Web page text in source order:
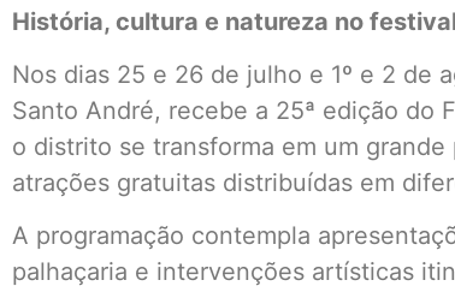
História, cultura e natureza no
Nos dias 25 e 26 de julho e 1º e 2 de
Santo André, recebe a 25ª edição do
o distrito se transforma em um
atrações gratuitas distribuídas em
A programação contempla
palhaçaria e intervenções artísticas